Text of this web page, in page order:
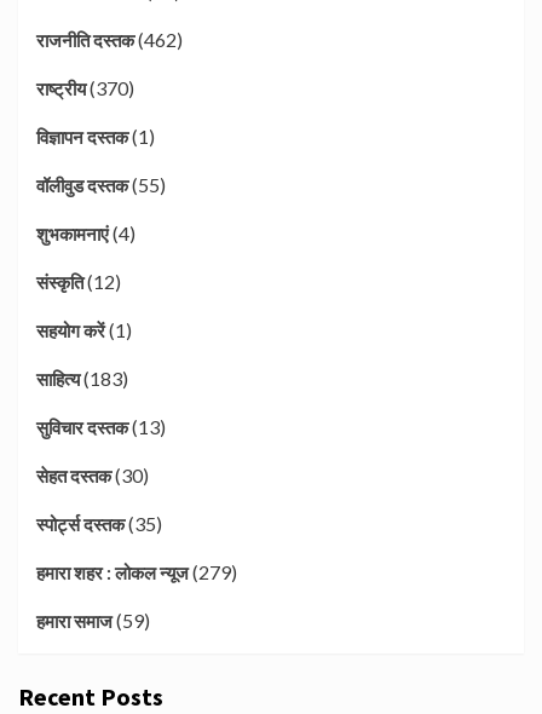
राजनीति दस्तक(462)
राष्ट्रीय(370)
विज्ञापन दस्तक(1)
वॉलीवुड दस्तक(55)
शुभकामनाएं(4)
संस्कृति(12)
सहयोग करें(1)
साहित्य(183)
सुविचार दस्तक(13)
सेहत दस्तक(30)
स्पोर्ट्स दस्तक(35)
हमारा शहर : लोकल न्यूज(279)
हमारा समाज(59)
Recent Posts